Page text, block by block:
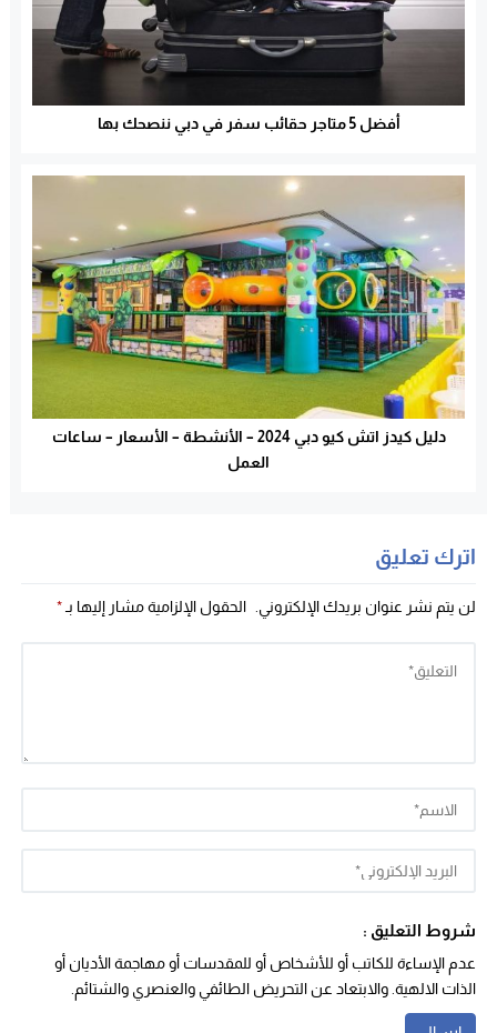
أفضل 5 متاجر حقائب سفر في دبي ننصحك بها
دليل كيدز اتش كيو دبي 2024 – الأنشطة – الأسعار – ساعات
العمل
اترك تعليق
لن يتم نشر عنوان بريدك الإلكتروني. الحقول الإلزامية مشار إليها بـ *
شروط التعليق :
عدم الإساءة للكاتب أو للأشخاص أو للمقدسات أو مهاجمة الأديان أو
الذات الالهية. والابتعاد عن التحريض الطائفي والعنصري والشتائم.